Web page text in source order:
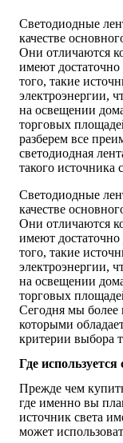
Светодиодные
качестве
Они отличаются
имеют
того, такие
электроэнергии,
на освещении
торговых
разберем все
светодиодная
такого источника
Светодиодные
качестве
Они отличаются
имеют
того, такие
электроэнергии,
на освещении
торговых
Сегодня мы более
которыми
критерии выбора
Где используется
Прежде чем
где именно вы
источник света
может